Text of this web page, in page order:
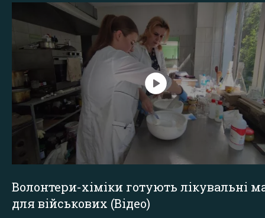
Волонтери-хіміки готують лікувальні
для військових (Відео)